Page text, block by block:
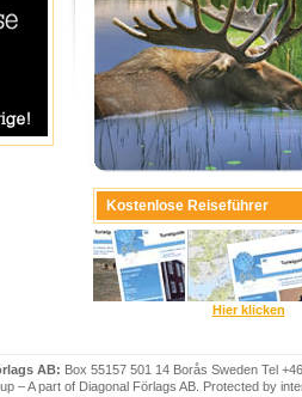
Kostenlose Reiseführer
Hier klicken
AB: Box 55157 501 14 Borås Sweden Tel
– A part of Diagonal Förlags AB. Protected by